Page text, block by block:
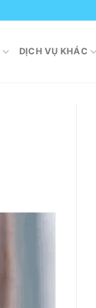
DỊCH VỤ KHÁC